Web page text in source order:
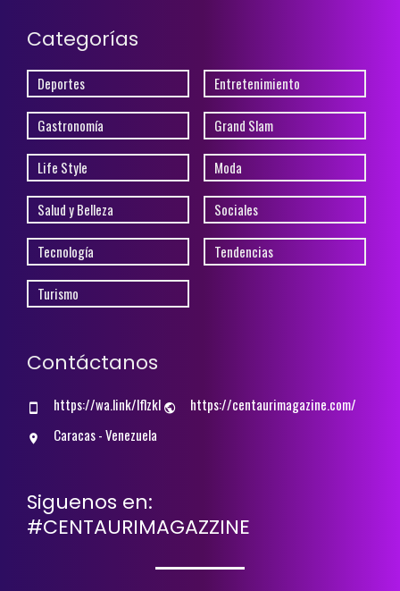
Categorías
Deportes Entretenimiento
Gastronomía Grand Slam
Life Style Moda
Salud y Belleza Sociales
Tecnología Tendencias
Turismo
Contáctanos
https://wa.link/lflzkl
https://centaurimagazine.com/
Caracas - Venezuela
Siguenos en:
#CENTAURIMAGAZZINE